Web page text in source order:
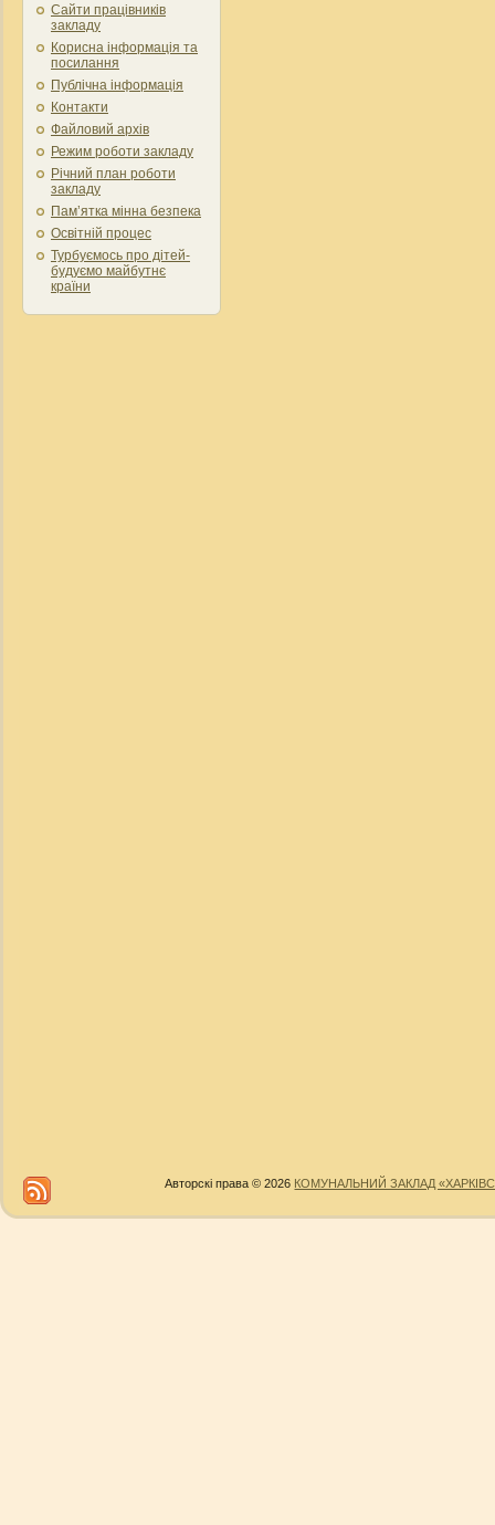
Сайти працівників
закладу
Корисна інформація та
посилання
Публічна інформація
Контакти
Файловий архів
Режим роботи закладу
Річний план роботи
закладу
Пам’ятка мінна безпека
Освітній процес
Турбуємось про дітей-
будуємо майбутнє
країни
Авторскі права © 2026 КОМУНАЛЬНИЙ ЗАКЛАД